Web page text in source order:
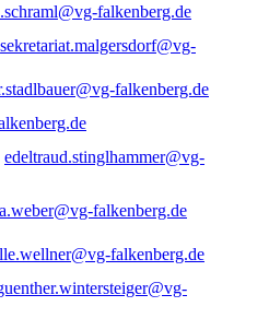
falkenberg.de
sekretariat.malgersdorf@vg-
falkenberg.de
edeltraud.stinglhammer@vg-
falkenberg.de
falkenberg.de